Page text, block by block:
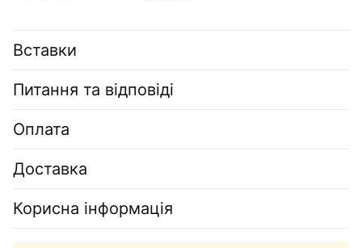
Вставки
Питання та відповіді
Оплата
Доставка
Корисна інформація